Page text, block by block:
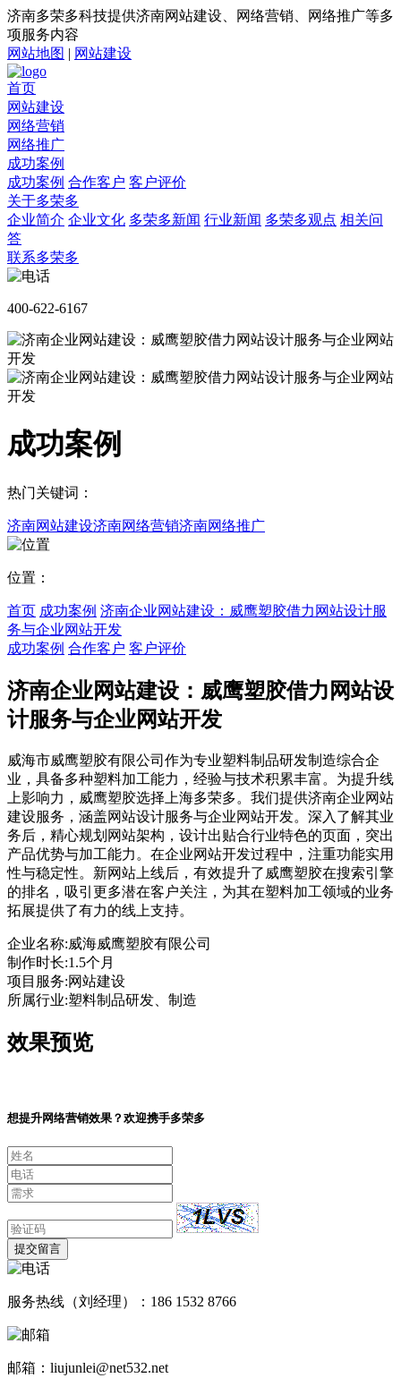
济南多荣多科技提供济南网站建设、网络营销、网络推广等多
项服务内容
网站地图 | 网站建设
首页
网站建设
网络营销
网络推广
成功案例
成功案例 合作客户 客户评价
关于多荣多
企业简介 企业文化 多荣多新闻 行业新闻 多荣多观点 相关问
答
联系多荣多
400-622-6167
成功案例
热门关键词：
济南网站建设济南网络营销济南网络推广
位置：
首页 成功案例 济南企业网站建设：威鹰塑胶借力网站设计服
务与企业网站开发
成功案例 合作客户 客户评价
济南企业网站建设：威鹰塑胶借力网站设
计服务与企业网站开发
威海市威鹰塑胶有限公司作为专业塑料制品研发制造综合企
业，具备多种塑料加工能力，经验与技术积累丰富。为提升线
上影响力，威鹰塑胶选择上海多荣多。我们提供济南企业网站
建设服务，涵盖网站设计服务与企业网站开发。深入了解其业
务后，精心规划网站架构，设计出贴合行业特色的页面，突出
产品优势与加工能力。在企业网站开发过程中，注重功能实用
性与稳定性。新网站上线后，有效提升了威鹰塑胶在搜索引擎
的排名，吸引更多潜在客户关注，为其在塑料加工领域的业务
拓展提供了有力的线上支持。
企业名称:威海威鹰塑胶有限公司
制作时长:1.5个月
项目服务:网站建设
所属行业:塑料制品研发、制造
效果预览
想提升网络营销效果？欢迎携手多荣多
提交留言
服务热线（刘经理）：186 1532 8766
邮箱：liujunlei@net532.net